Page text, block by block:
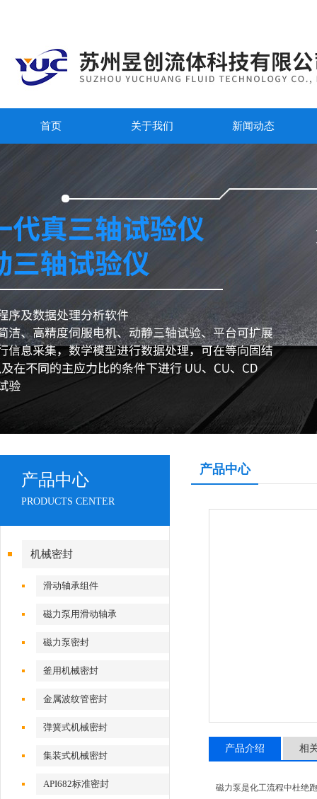
首页 关于我们 新闻动态
产品中心
PRODUCTS CENTER
机械密封
滑动轴承组件
磁力泵用滑动轴承
磁力泵密封
釜用机械密封
金属波纹管密封
弹簧式机械密封
集装式机械密封
API682标准密封
产品中心
产品介绍 相
磁力泵是化工流程中杜绝